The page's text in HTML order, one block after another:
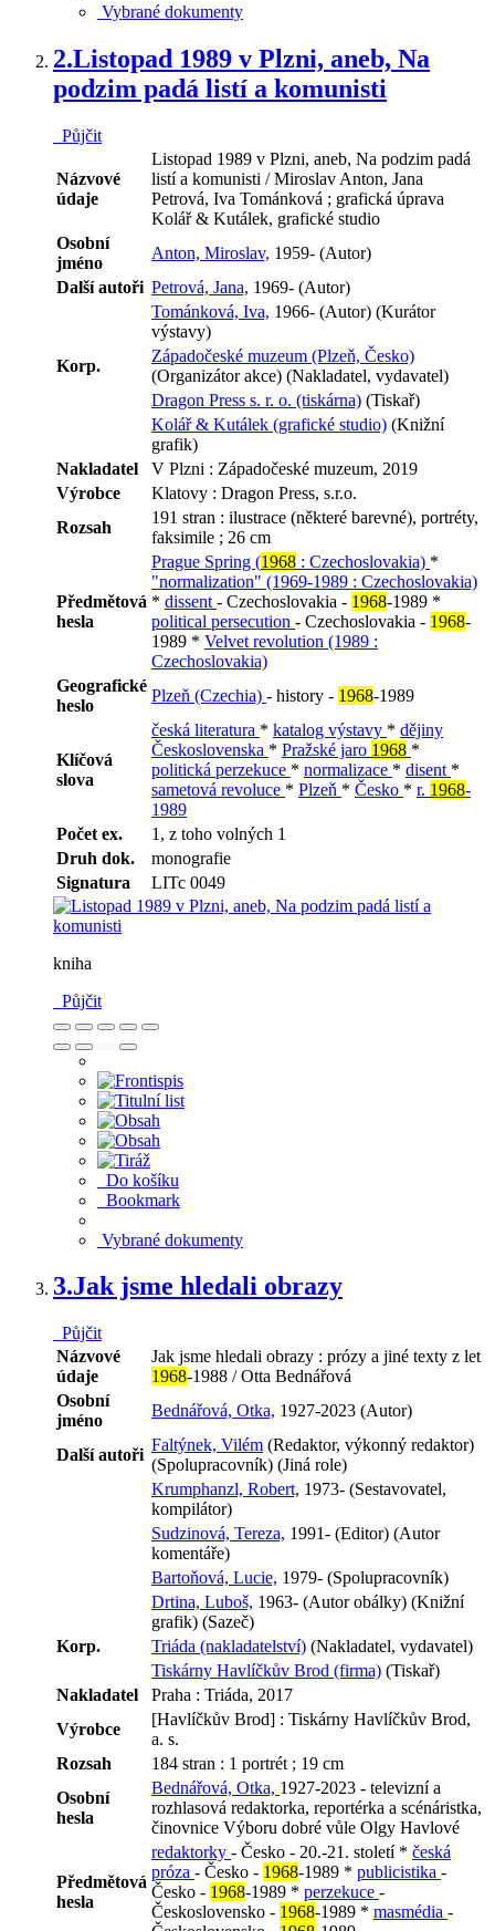
Vybrané dokumenty
2.Listopad 1989 v Plzni, aneb, Na
podzim padá listí a komunisti
Půjčit
Názvové
údaje
Listopad 1989 v Plzni, aneb, Na podzim padá
listí a komunisti / Miroslav Anton, Jana
Petrová, Iva Tománková ; grafická úprava
Kolář & Kutálek, grafické studio
Osobní
jméno
Anton, Miroslav, 1959- (Autor)
Další autoři Petrová, Jana, 1969- (Autor)
Tománková, Iva, 1966- (Autor) (Kurátor
výstavy)
Korp.
Západočeské muzeum (Plzeň, Česko)
(Organizátor akce) (Nakladatel, vydavatel)
Dragon Press s. r. o. (tiskárna) (Tiskař)
Kolář & Kutálek (grafické studio) (Knižní
grafik)
Nakladatel
V Plzni : Západočeské muzeum, 2019
Výrobce
Klatovy : Dragon Press, s.r.o.
Rozsah
191 stran : ilustrace (některé barevné), portréty,
faksimile ; 26 cm
Předmětová
hesla
Prague Spring (1968 : Czechoslovakia) *
"normalization" (1969-1989 : Czechoslovakia)
* dissent - Czechoslovakia - 1968-1989 *
political persecution - Czechoslovakia - 1968-
1989 * Velvet revolution (1989 :
Czechoslovakia)
Geografické
heslo
Plzeň (Czechia) - history - 1968-1989
Klíčová
slova
česká literatura * katalog výstavy * dějiny
Československa * Pražské jaro 1968 *
politická perzekuce * normalizace * disent *
sametová revoluce * Plzeň * Česko * r. 1968-
1989
Počet ex.
1, z toho volných 1
Druh dok.
monografie
Signatura
LITc 0049
kniha
Půjčit
Do košíku
Bookmark
Vybrané dokumenty
3.Jak jsme hledali obrazy
Půjčit
Názvové
údaje
Jak jsme hledali obrazy : prózy a jiné texty z let
1968-1988 / Otta Bednářová
Osobní
jméno
Bednářová, Otka, 1927-2023 (Autor)
Další autoři
Faltýnek, Vilém (Redaktor, výkonný redaktor)
(Spolupracovník) (Jiná role)
Krumphanzl, Robert, 1973- (Sestavovatel,
kompilátor)
Sudzinová, Tereza, 1991- (Editor) (Autor
komentáře)
Bartoňová, Lucie, 1979- (Spolupracovník)
Drtina, Luboš, 1963- (Autor obálky) (Knižní
grafik) (Sazeč)
Korp.
Triáda (nakladatelství) (Nakladatel, vydavatel)
Tiskárny Havlíčkův Brod (firma) (Tiskař)
Nakladatel
Praha : Triáda, 2017
Výrobce
[Havlíčkův Brod] : Tiskárny Havlíčkův Brod,
a. s.
Rozsah
184 stran : 1 portrét ; 19 cm
Osobní
hesla
Bednářová, Otka, 1927-2023 - televizní a
rozhlasová redaktorka, reportérka a scénáristka,
činovnice Výboru dobré vůle Olgy Havlové
Předmětová
hesla
redaktorky - Česko - 20.-21. století * česká
próza - Česko - 1968-1989 * publicistika -
Česko - 1968-1989 * perzekuce -
Československo - 1968-1989 * masmédia -